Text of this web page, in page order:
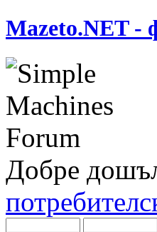
Mazeto.NET -
Добре